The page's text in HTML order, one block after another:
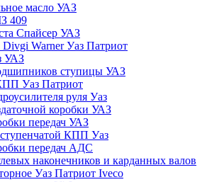
масло УАЗ
409
Спайсер УАЗ
Warner Уаз Патриот
УАЗ
ступицы УАЗ
Уаз Патриот
руля Уаз
коробки УАЗ
передач УАЗ
КПП Уаз
передач АДС
наконечников и карданных валов
Уаз Патриот Iveco